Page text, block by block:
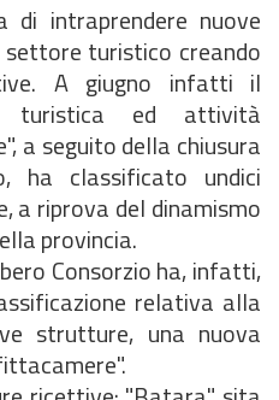
intraprendere nuove
turistico creando
A giugno infatti il
turistica ed attività
a seguito della chiusura
ha classificato undici
a riprova del dinamismo
provincia.
Consorzio ha, infatti,
relativa alla
strutture, una nuova